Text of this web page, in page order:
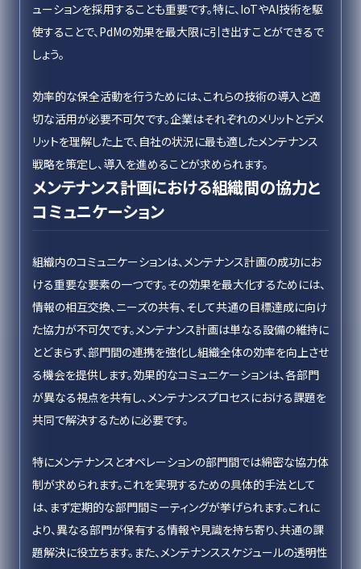
ューションを採用することも重要です。特に、IoTやAI技術を駆
使することで、PdMの効果を最大限に引き出すことができるで
しょう。
効率的な保全活動を行うためには、これらの技術の導入と適
切な活用が必要不可欠です。企業はそれぞれのメリットとデメ
リットを理解した上で、自社の状況に最も適したメンテナンス
戦略を策定し、導入を進めることが求められます。
メンテナンス計画における組織間の協力と
コミュニケーション
組織内のコミュニケーションは、メンテナンス計画の成功にお
ける重要な要素の一つです。その効果を最大化するためには、
情報の相互交換、ニーズの共有、そして共通の目標達成に向け
た協力が不可欠です。メンテナンス計画は単なる設備の維持に
とどまらず、部門間の連携を強化し組織全体の効率を向上させ
る機会を提供します。効果的なコミュニケーションは、各部門
が異なる視点を共有し、メンテナンスプロセスにおける課題を
共同で解決するために必要です。
特にメンテナンスとオペレーションの部門間では綿密な協力体
制が求められます。これを実現するための具体的手法として
は、まず定期的な部門間ミーティングが挙げられます。これに
より、異なる部門が保有する情報や見識を持ち寄り、共通の課
題解決に役立ちます。また、メンテナンススケジュールの透明性